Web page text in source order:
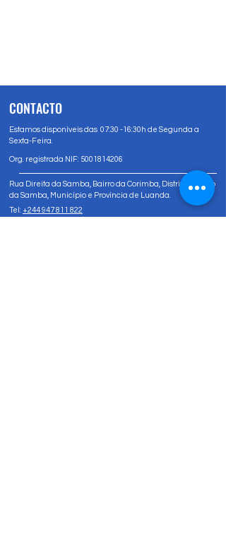
CONTACTO
Estamos disponíveis das 07:30 -16:30h de Segunda a
Sexta-Feira.
Org. registrada NIF: 5001814206
Rua Direita da Samba, Bairro da Corimba, Distrito Urbano
da Samba, Município e Província de Luanda.
Tel: +244 947 811 822